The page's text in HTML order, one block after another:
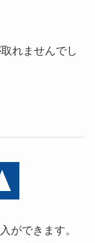
れませんでし
ができます。